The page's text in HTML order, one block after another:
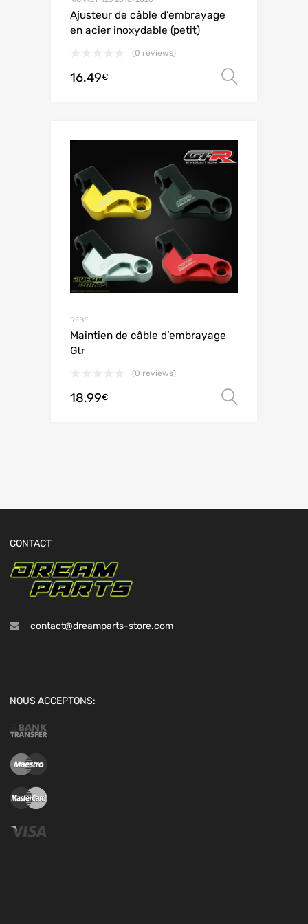
Ajusteur de câble d’embrayage
en acier inoxydable (petit)
(0 reviews)
16.49€
REBEL
Maintien de câble d’embrayage
Gtr
(0 reviews)
18.99€
CONTACT
contact@dreamparts-store.com
NOUS ACCEPTONS: